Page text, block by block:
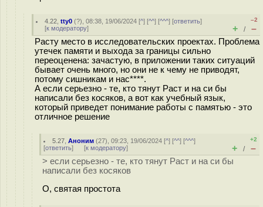
4.22 ,tty0 (?), 08:38, 19/06/2024 [^] [^^] [^^^] [ответить]
[к модератору]
–2
+ / –
Расту место в исследовательских проектах. Проблема
утечек памяти и выхода за границы сильно
переоценена: зачастую, в приложении таких ситуаций
бывает очень много, но они не к чему не приводят,
потому сишникам и нас****.
А если серьезно - те, кто тянут Раст и на си бы
написали без косяков, а вот как учебный язык,
который приведет понимание работы с памятью - это
отличное решение
5.27 ,Аноним (27), 09:23, 19/06/2024 [^] [^^] [^^^]
[ответить] [к модератору]
+2
+ / –
> если серьезно - те, кто тянут Раст и на си бы
написали без косяков
О, святая простота